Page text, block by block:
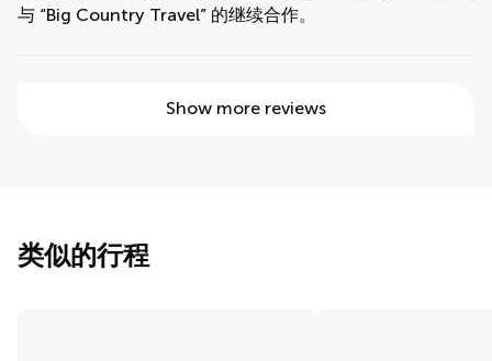
与 “Big Country Travel” 的继续合作。
Show more reviews
类似的行程